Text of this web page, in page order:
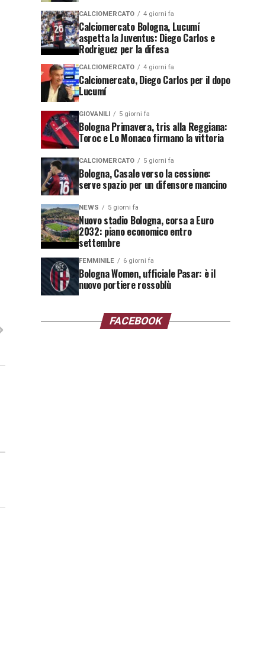
CALCIOMERCATO 4 giorni fa
Calciomercato Bologna, Lucumí
aspetta la Juventus: Diego Carlos e
Rodriguez per la difesa
CALCIOMERCATO 4 giorni fa
Calciomercato, Diego Carlos per il dopo
Lucumí
GIOVANILI 5 giorni fa
Bologna Primavera, tris alla Reggiana:
Toroc e Lo Monaco firmano la vittoria
CALCIOMERCATO 5 giorni fa
Bologna, Casale verso la cessione:
serve spazio per un difensore mancino
NEWS 5 giorni fa
Nuovo stadio Bologna, corsa a Euro
2032: piano economico entro
settembre
FEMMINILE 6 giorni fa
Bologna Women, ufficiale Pasar: è il
nuovo portiere rossoblù
FACEBOOK